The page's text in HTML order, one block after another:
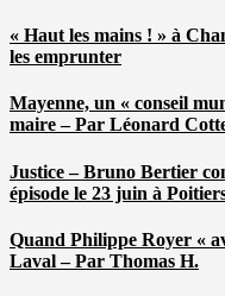
« Haut les mains ! » à
les emprunter
Mayenne, un « conseil
maire – Par Léonard
Justice – Bruno Bertier
épisode le 23 juin à
Quand Philippe Royer «
Laval – Par Thomas H.